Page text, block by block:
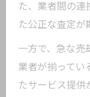
た、業者間の連
た公正な査定が
一方で、急な売
業者が揃ってい
たサービス提供